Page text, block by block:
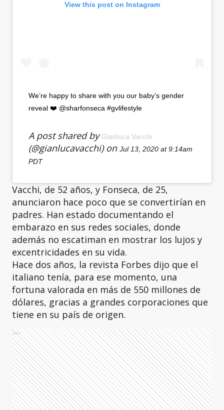
View this post on Instagram
We’re happy to share with you our baby’s gender
reveal ❤️ @sharfonseca #gvlifestyle
A post shared byGianluca Vacchi
(@gianlucavacchi) on Jul 13, 2020 at 9:14am
PDT
Vacchi, de 52 años, y Fonseca, de 25,
anunciaron hace poco que se convertirían en
padres. Han estado documentando el
embarazo en sus redes sociales, donde
además no escatiman en mostrar los lujos y
excentricidades en su vida.
Hace dos años, la revista Forbes dijo que el
italiano tenía, para ese momento, una
fortuna valorada en más de 550 millones de
dólares, gracias a grandes corporaciones que
tiene en su país de origen.
Ads